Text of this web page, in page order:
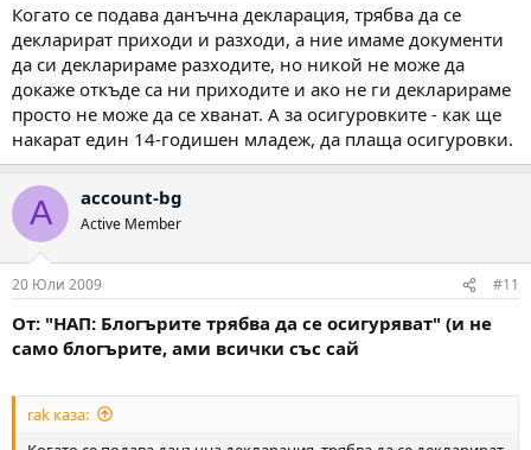
Когато се подава данъчна декларация, трябва да се
декларират приходи и разходи, а ние имаме документи
да си декларираме разходите, но никой не може да
докаже откъде са ни приходите и ако не ги декларираме
просто не може да се хванат. А за осигуровките - как ще
накарат един 14-годишен младеж, да плаща осигуровки.
A account-bg
Active Member
20 Юли 2009 #11
От: "НАП: Блогърите трябва да се осигуряват" (и не
само блогърите, ами всички със сай
rak каза: